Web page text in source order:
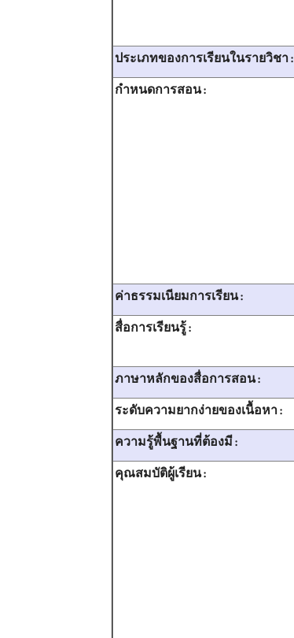
ประเภทของการเรียนในรายวิชา :
กำหนดการสอน :
ค่าธรรมเนียมการเรียน :
สื่อการเรียนรู้ :
ภาษาหลักของสื่อการสอน :
ระดับความยากง่ายของเนื้อหา :
ความรู้พื้นฐานที่ต้องมี :
คุณสมบัติผู้เรียน :